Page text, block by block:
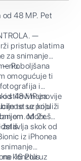
48 MP. Pet
—
pristup alatima
za snimanje
— Poboljšana
omogućuje ti
i
od 48 MP za
te se približi
od 2x.
stilovi najnovije
uz koju
Možeš
skok od
iz iPhonea
konzoli uz
16 Plus